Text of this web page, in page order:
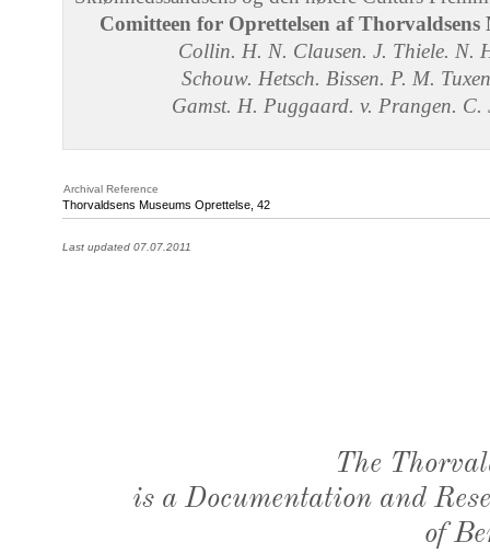
Comitteen for Oprettelsen af
Collin. H. N. Clausen. J. Thiele. N.
Schouw. Hetsch. Bissen. P. M.
Gamst. H. Puggaard. v. Prangen. C.
Archival Reference
Thorvaldsens Museums Oprettelse, 42
Last updated 07.07.2011
The
is a Documentation and
of